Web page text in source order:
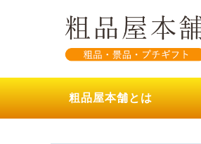
粗品屋本舗とは